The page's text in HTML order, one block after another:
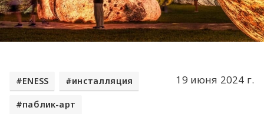
19 июня 2024 г.
ENESS инсталляция
паблик-арт